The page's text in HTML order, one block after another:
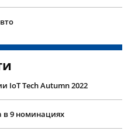
IoT Tech Autumn 2022
в 9 номинациях